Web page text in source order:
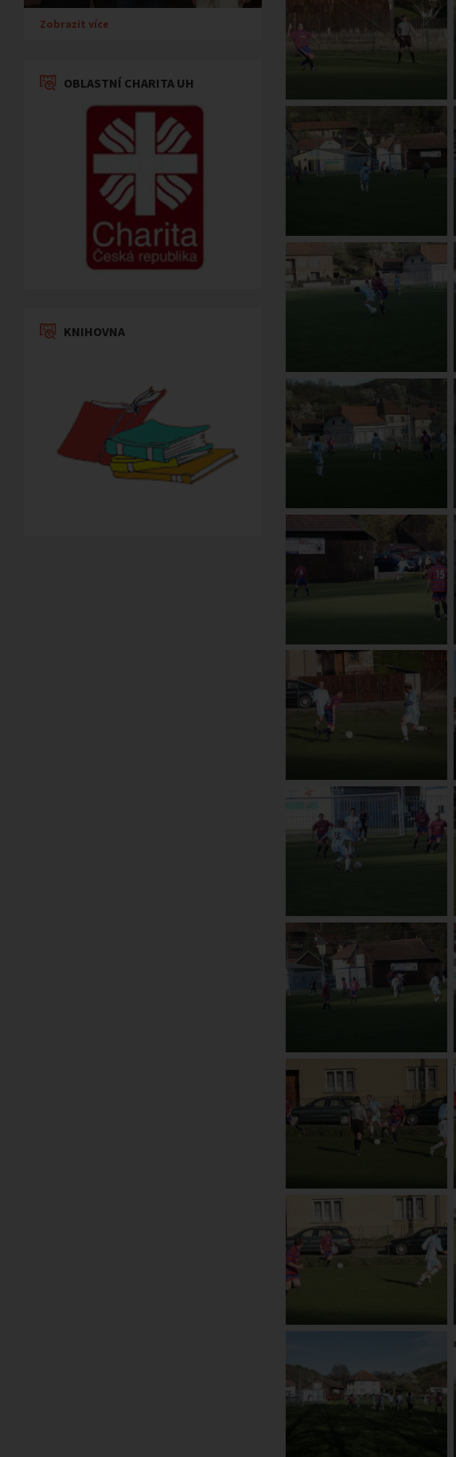
Zobrazit více
OBLASTNÍ CHARITA UH
KNIHOVNA